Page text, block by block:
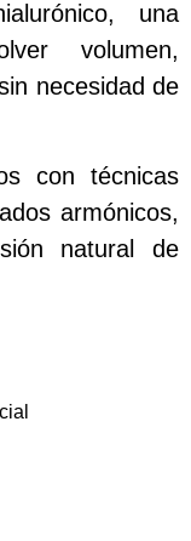
una
volumen,
necesidad de
con técnicas
armónicos,
natural de